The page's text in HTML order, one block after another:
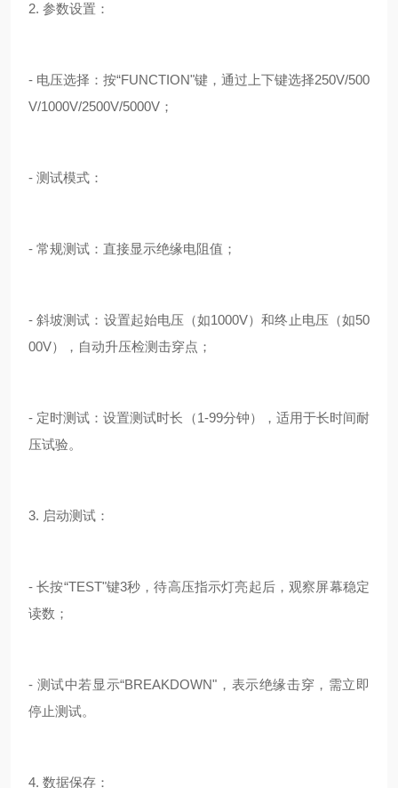
2. 参数设置：
- 电压选择：按“FUNCTION"键，通过上下键选择250V/500
V/1000V/2500V/5000V；
- 测试模式：
- 常规测试：直接显示绝缘电阻值；
- 斜坡测试：设置起始电压（如1000V）和终止电压（如50
00V），自动升压检测击穿点；
- 定时测试：设置测试时长（1-99分钟），适用于长时间耐
压试验。
3. 启动测试：
- 长按“TEST"键3秒，待高压指示灯亮起后，观察屏幕稳定
读数；
- 测试中若显示“BREAKDOWN"，表示绝缘击穿，需立即
停止测试。
4. 数据保存：